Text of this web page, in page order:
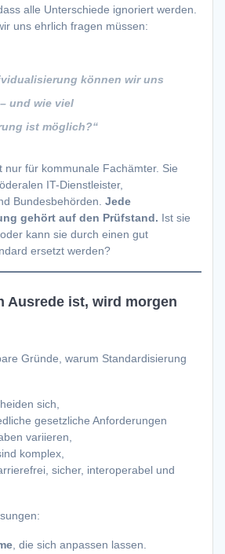
alle Unterschiede ignoriert werden.
uns ehrlich fragen müssen:
können wir uns
und wie viel
ist möglich?“
nur für kommunale Fachämter. Sie
IT-Dienstleister,
Bundesbehörden. Jede
gehört auf den Prüfstand. Ist sie
kann sie durch einen gut
ersetzt werden?
Ausrede ist, wird morgen
Gründe, warum Standardisierung
sich,
gesetzliche Anforderungen
variieren,
komplex,
sicher, interoperabel und
, die sich anpassen lassen.